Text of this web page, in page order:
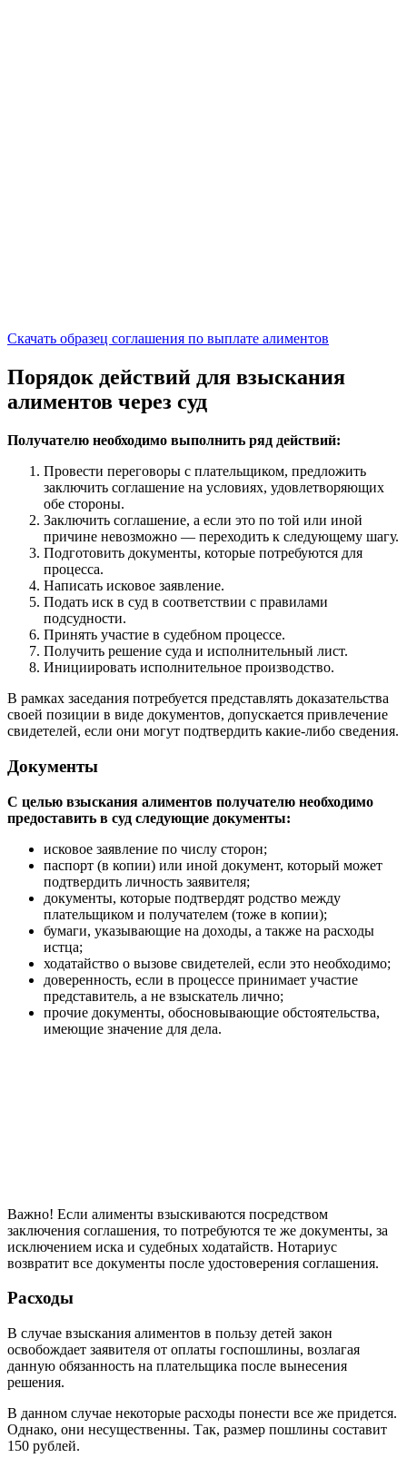
Скачать образец соглашения по выплате алиментов
Порядок действий для взыскания
алиментов через суд
Получателю необходимо выполнить ряд действий:
Провести переговоры с плательщиком, предложить
заключить соглашение на условиях, удовлетворяющих
обе стороны.
Заключить соглашение, а если это по той или иной
причине невозможно — переходить к следующему шагу.
Подготовить документы, которые потребуются для
процесса.
Написать исковое заявление.
Подать иск в суд в соответствии с правилами
подсудности.
Принять участие в судебном процессе.
Получить решение суда и исполнительный лист.
Инициировать исполнительное производство.
В рамках заседания потребуется представлять доказательства
своей позиции в виде документов, допускается привлечение
свидетелей, если они могут подтвердить какие-либо сведения.
Документы
С целью взыскания алиментов получателю необходимо
предоставить в суд следующие документы:
исковое заявление по числу сторон;
паспорт (в копии) или иной документ, который может
подтвердить личность заявителя;
документы, которые подтвердят родство между
плательщиком и получателем (тоже в копии);
бумаги, указывающие на доходы, а также на расходы
истца;
ходатайство о вызове свидетелей, если это необходимо;
доверенность, если в процессе принимает участие
представитель, а не взыскатель лично;
прочие документы, обосновывающие обстоятельства,
имеющие значение для дела.
Важно! Если алименты взыскиваются посредством
заключения соглашения, то потребуются те же документы, за
исключением иска и судебных ходатайств. Нотариус
возвратит все документы после удостоверения соглашения.
Расходы
В случае взыскания алиментов в пользу детей закон
освобождает заявителя от оплаты госпошлины, возлагая
данную обязанность на плательщика после вынесения
решения.
В данном случае некоторые расходы понести все же придется.
Однако, они несущественны. Так, размер пошлины составит
150 рублей.